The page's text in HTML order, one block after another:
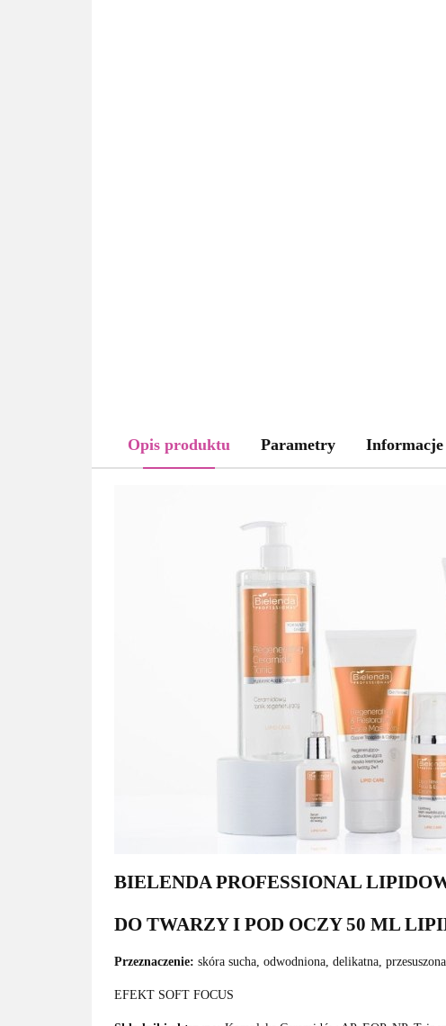
Opis produktu Parametry Informacje
BIELENDA PROFESSIONAL
DO TWARZY I POD OCZY 50 ML
Przeznaczenie: skóra sucha, odwodniona, delikatna,
EFEKT SOFT FOCUS